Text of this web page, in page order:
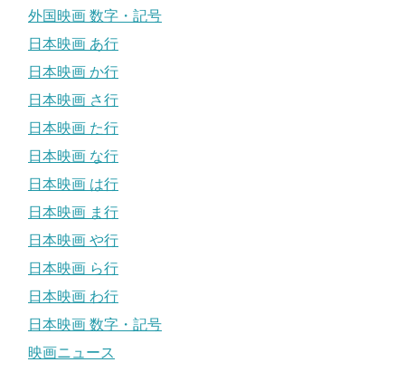
外国映画 数字・記号
日本映画 あ行
日本映画 か行
日本映画 さ行
日本映画 た行
日本映画 な行
日本映画 は行
日本映画 ま行
日本映画 や行
日本映画 ら行
日本映画 わ行
日本映画 数字・記号
映画ニュース